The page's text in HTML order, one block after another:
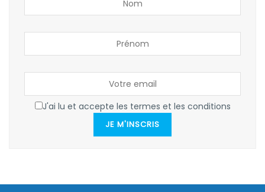
J'ai lu et accepte les termes et les conditions
JE M'INSCRIS